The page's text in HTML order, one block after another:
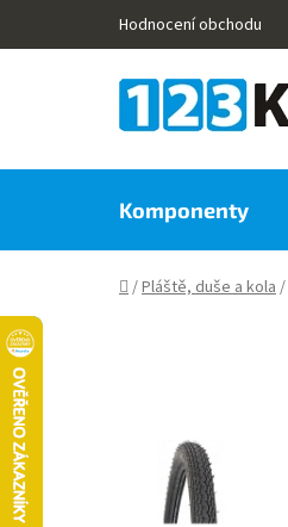
Hodnocení obchodu
Komponenty
Domů
/Pláště, duše a kola/